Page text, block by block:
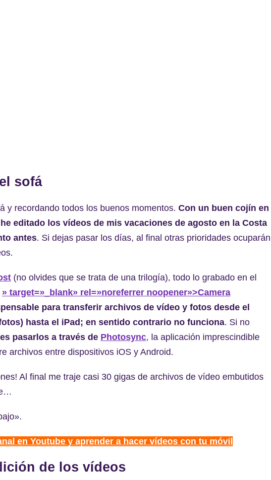
sofá
y recordando todos los buenos momentos. Con un buen cojín en
editado los vídeos de mis vacaciones de agosto en la Costa
antes. Si dejas pasar los días, al final otras prioridades ocuparán
(no olvides que se trata de una trilogía), todo lo grabado en el
» target=»_blank» rel=»noreferrer noopener»>Camera
para transferir archivos de vídeo y fotos desde el
hasta el iPad; en sentido contrario no funciona. Si no
pasarlos a través de Photosync, la aplicación imprescindible
archivos entre dispositivos iOS y Android.
Al final me traje casi 30 gigas de archivos de vídeo embutidos
en Youtube y aprender a hacer vídeos con tu móvil
de los vídeos